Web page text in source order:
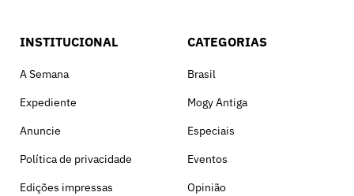
INSTITUCIONAL
A Semana
Expediente
Anuncie
Política de privacidade
Edições impressas
CATEGORIAS
Brasil
Mogy Antiga
Especiais
Eventos
Opinião